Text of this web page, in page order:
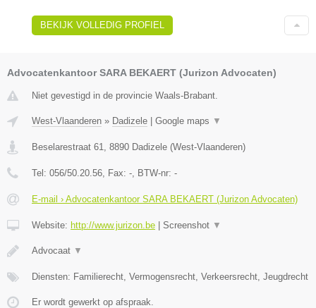
BEKIJK VOLLEDIG PROFIEL
Advocatenkantoor SARA BEKAERT (Jurizon Advocaten)
Niet gevestigd in de provincie Waals-Brabant.
West-Vlaanderen » Dadizele Google maps ▼
Beselarestraat 61, 8890 Dadizele (West-Vlaanderen)
Tel: 056/50.20.56, Fax: -, BTW-nr: -
E-mail › Advocatenkantoor SARA BEKAERT (Jurizon Advocaten)
Website: http://www.jurizon.be Screenshot ▼
Advocaat ▼
Diensten: Familierecht, Vermogensrecht, Verkeersrecht, Jeugdrecht
Er wordt gewerkt op afspraak.